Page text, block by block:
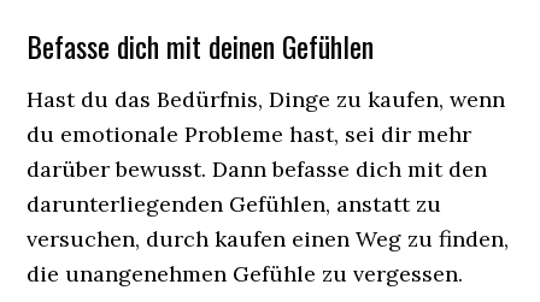
Befasse dich mit deinen Gefühlen
Hast du das Bedürfnis, Dinge zu kaufen, wenn
du emotionale Probleme hast, sei dir mehr
darüber bewusst. Dann befasse dich mit den
darunterliegenden Gefühlen, anstatt zu
versuchen, durch kaufen einen Weg zu finden,
die unangenehmen Gefühle zu vergessen.